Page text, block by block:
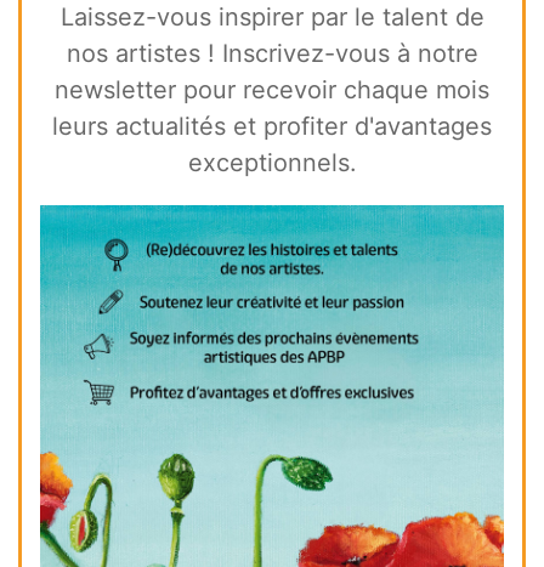
Laissez-vous inspirer par le talent de
nos artistes ! Inscrivez-vous à notre
newsletter pour recevoir chaque mois
leurs actualités et profiter d'avantages
exceptionnels.